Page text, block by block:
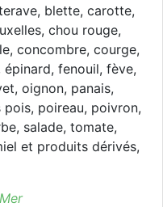
blette, carotte,
chou rouge,
concombre, courge,
fenouil, fève,
oignon, panais,
poireau, poivron,
salade, tomate,
et produits dérivés,